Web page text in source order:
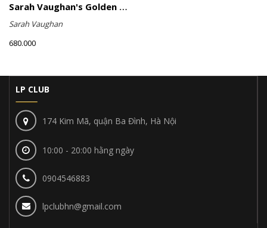
Sarah Vaughan's Golden Hits
Sarah Vaughan
680.000
LP CLUB
174 Kim Mã, quận Ba Đình, Hà Nội
10:00 - 20:00 hằng ngày
0904546883
lpclubhn@gmail.com